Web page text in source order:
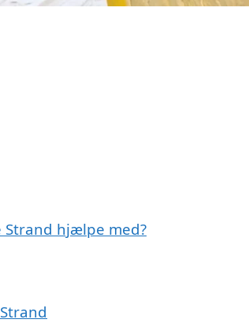
Strand hjælpe med?